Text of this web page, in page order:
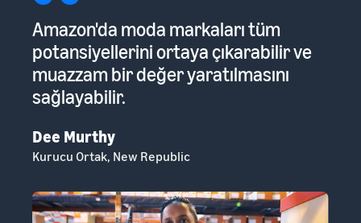
Amazon'da moda markaları tüm
potansiyellerini ortaya çıkarabilir ve
muazzam bir değer yaratılmasını
sağlayabilir.
Dee Murthy
Kurucu Ortak, New Republic